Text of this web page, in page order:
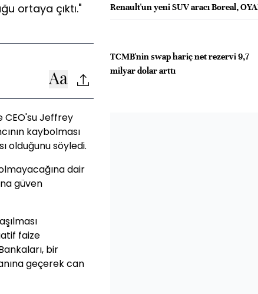
ortaya çıktı."
CEO'su Jeffrey
kaybolması
olduğunu söyledi.
dair
güven
faize
bir
geçerek can
Renault'un yeni SUV aracı Boreal,
TCMB'nin swap hariç net rezervi 9,7
milyar dolar arttı